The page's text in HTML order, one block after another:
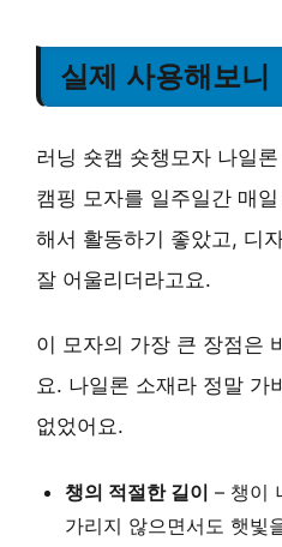
실제 사용해보니
러닝 숏캡 숏챙모자 나일
캠핑 모자를 일주일간 매
해서 활동하기 좋았고, 디
잘 어울리더라고요.
이 모자의 가장 큰 장점은
요. 나일론 소재라 정말 가
없었어요.
챙의 적절한 길이 – 챙이
가리지 않으면서도 햇빛